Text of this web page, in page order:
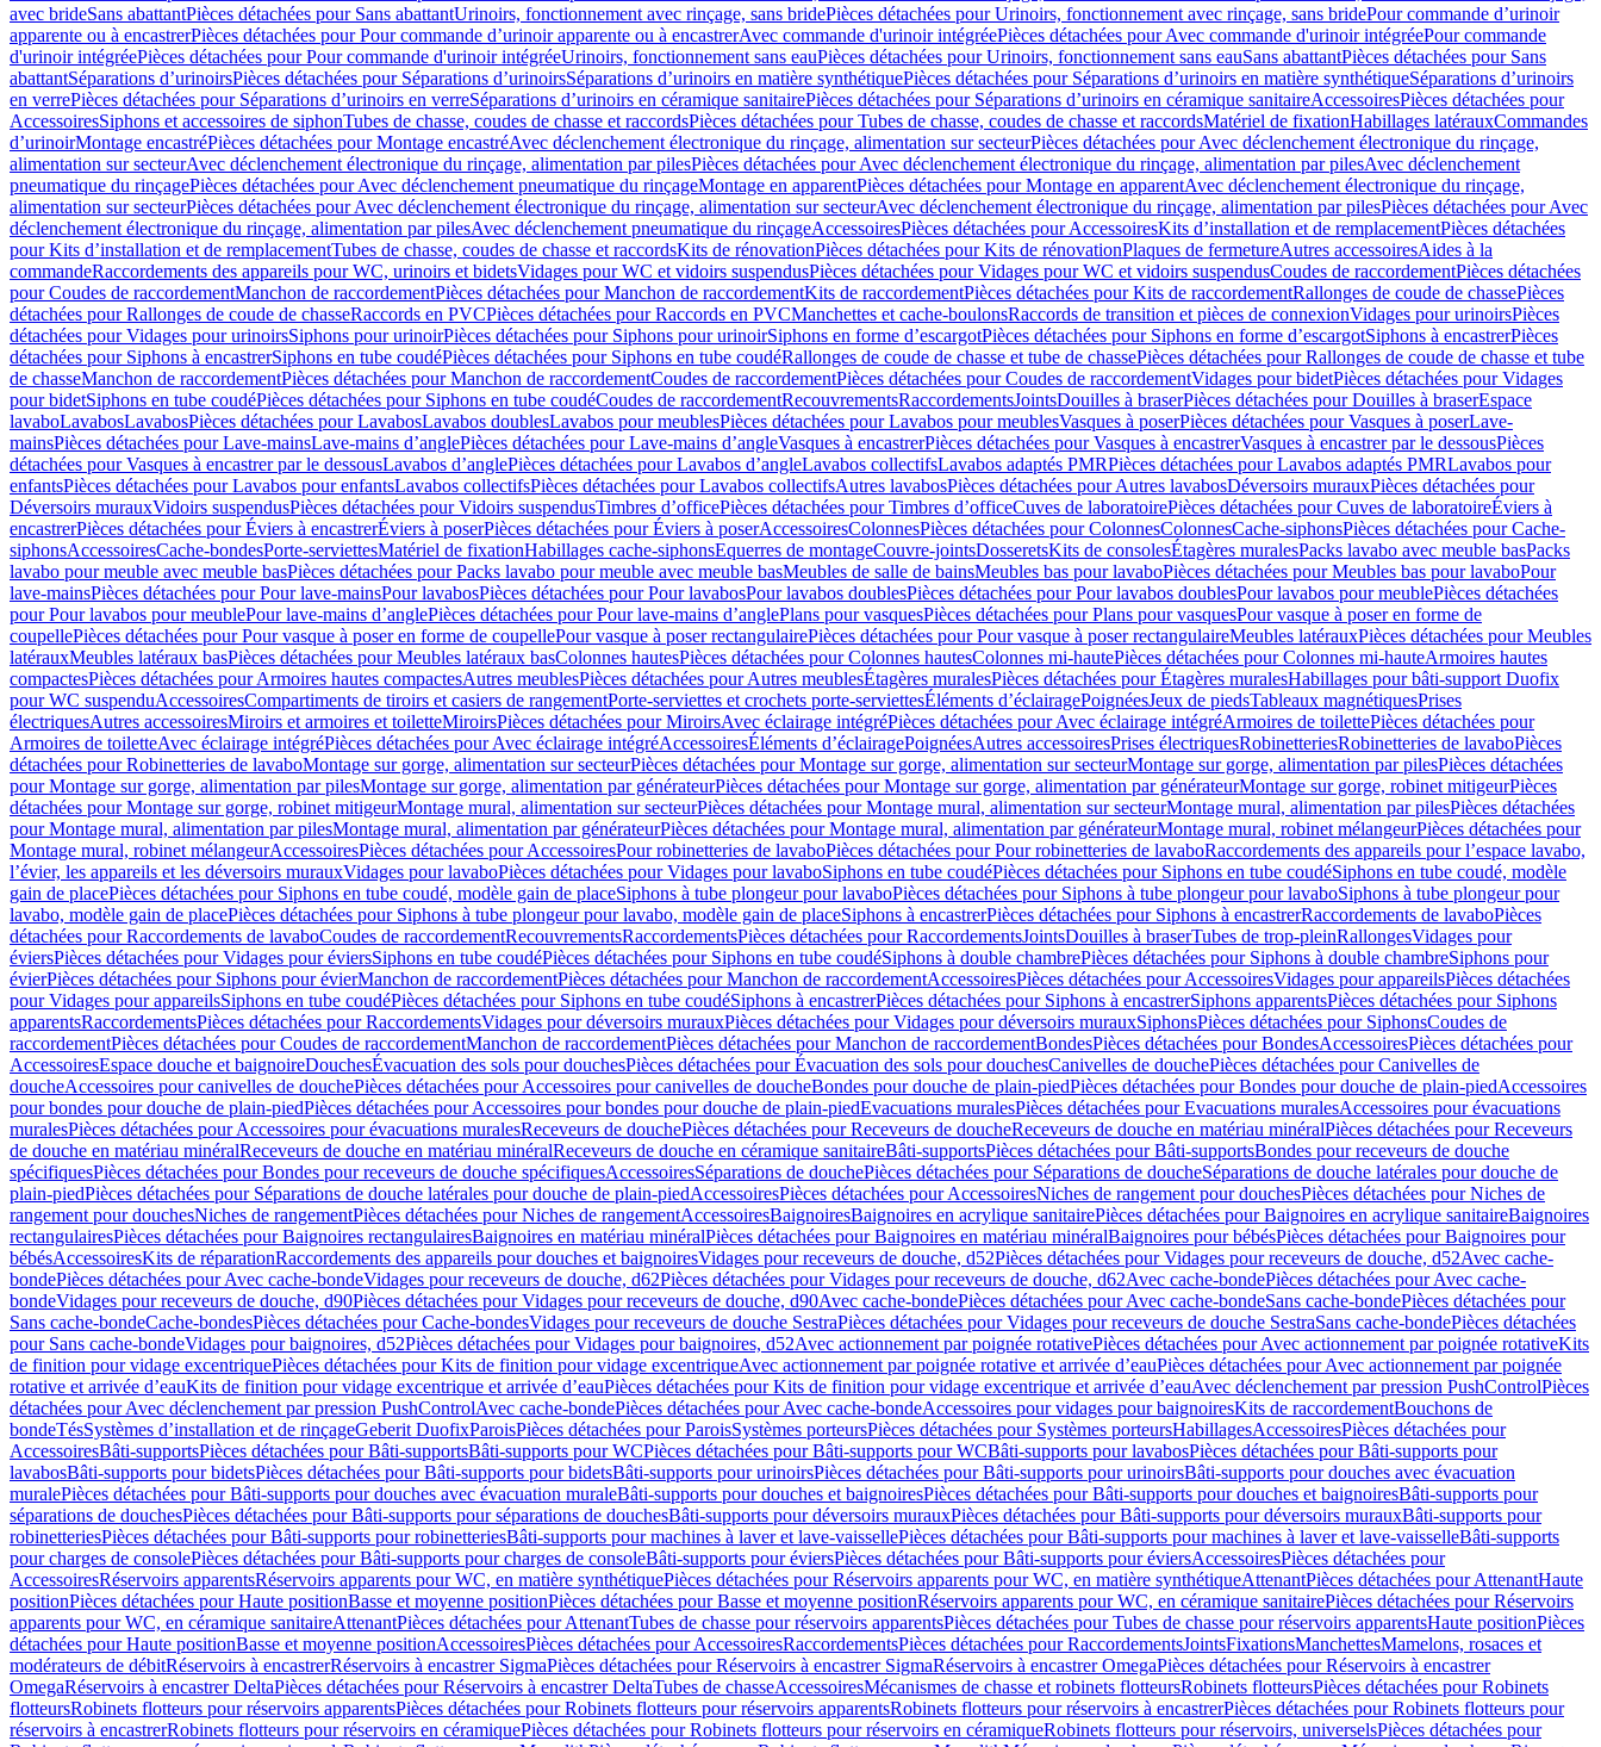
avec brideSans abattantPièces détachées pour Sans abattantUrinoirs, fonctionnement avec rinçage, sans bridePièces détachées pour Urinoirs, fonctionnement avec rinçage, sans bridePour commande d’urinoir
apparente ou à encastrerPièces détachées pour Pour commande d’urinoir apparente ou à encastrerAvec commande d'urinoir intégréePièces détachées pour Avec commande d'urinoir intégréePour commande
d'urinoir intégréePièces détachées pour Pour commande d'urinoir intégréeUrinoirs, fonctionnement sans eauPièces détachées pour Urinoirs, fonctionnement sans eauSans abattantPièces détachées pour Sans
abattantSéparations d’urinoirsPièces détachées pour Séparations d’urinoirsSéparations d’urinoirs en matière synthétiquePièces détachées pour Séparations d’urinoirs en matière synthétiqueSéparations d’urinoirs
en verrePièces détachées pour Séparations d’urinoirs en verreSéparations d’urinoirs en céramique sanitairePièces détachées pour Séparations d’urinoirs en céramique sanitaireAccessoiresPièces détachées pour
AccessoiresSiphons et accessoires de siphonTubes de chasse, coudes de chasse et raccordsPièces détachées pour Tubes de chasse, coudes de chasse et raccordsMatériel de fixationHabillages latérauxCommandes
dʼurinoirMontage encastréPièces détachées pour Montage encastréAvec déclenchement électronique du rinçage, alimentation sur secteurPièces détachées pour Avec déclenchement électronique du rinçage,
alimentation sur secteurAvec déclenchement électronique du rinçage, alimentation par pilesPièces détachées pour Avec déclenchement électronique du rinçage, alimentation par pilesAvec déclenchement
pneumatique du rinçagePièces détachées pour Avec déclenchement pneumatique du rinçageMontage en apparentPièces détachées pour Montage en apparentAvec déclenchement électronique du rinçage,
alimentation sur secteurPièces détachées pour Avec déclenchement électronique du rinçage, alimentation sur secteurAvec déclenchement électronique du rinçage, alimentation par pilesPièces détachées pour Avec
déclenchement électronique du rinçage, alimentation par pilesAvec déclenchement pneumatique du rinçageAccessoiresPièces détachées pour AccessoiresKits d’installation et de remplacementPièces détachées
pour Kits d’installation et de remplacementTubes de chasse, coudes de chasse et raccordsKits de rénovationPièces détachées pour Kits de rénovationPlaques de fermetureAutres accessoiresAides à la
commandeRaccordements des appareils pour WC, urinoirs et bidetsVidages pour WC et vidoirs suspendusPièces détachées pour Vidages pour WC et vidoirs suspendusCoudes de raccordementPièces détachées
pour Coudes de raccordementManchon de raccordementPièces détachées pour Manchon de raccordementKits de raccordementPièces détachées pour Kits de raccordementRallonges de coude de chassePièces
détachées pour Rallonges de coude de chasseRaccords en PVCPièces détachées pour Raccords en PVCManchettes et cache-boulonsRaccords de transition et pièces de connexionVidages pour urinoirsPièces
détachées pour Vidages pour urinoirsSiphons pour urinoirPièces détachées pour Siphons pour urinoirSiphons en forme d’escargotPièces détachées pour Siphons en forme d’escargotSiphons à encastrerPièces
détachées pour Siphons à encastrerSiphons en tube coudéPièces détachées pour Siphons en tube coudéRallonges de coude de chasse et tube de chassePièces détachées pour Rallonges de coude de chasse et tube
de chasseManchon de raccordementPièces détachées pour Manchon de raccordementCoudes de raccordementPièces détachées pour Coudes de raccordementVidages pour bidetPièces détachées pour Vidages
pour bidetSiphons en tube coudéPièces détachées pour Siphons en tube coudéCoudes de raccordementRecouvrementsRaccordementsJointsDouilles à braserPièces détachées pour Douilles à braserEspace
lavaboLavabosLavabosPièces détachées pour LavabosLavabos doublesLavabos pour meublesPièces détachées pour Lavabos pour meublesVasques à poserPièces détachées pour Vasques à poserLave-
mainsPièces détachées pour Lave-mainsLave-mains d’anglePièces détachées pour Lave-mains d’angleVasques à encastrerPièces détachées pour Vasques à encastrerVasques à encastrer par le dessousPièces
détachées pour Vasques à encastrer par le dessousLavabos d’anglePièces détachées pour Lavabos d’angleLavabos collectifsLavabos adaptés PMRPièces détachées pour Lavabos adaptés PMRLavabos pour
enfantsPièces détachées pour Lavabos pour enfantsLavabos collectifsPièces détachées pour Lavabos collectifsAutres lavabosPièces détachées pour Autres lavabosDéversoirs murauxPièces détachées pour
Déversoirs murauxVidoirs suspendusPièces détachées pour Vidoirs suspendusTimbres dʼofficePièces détachées pour Timbres dʼofficeCuves de laboratoirePièces détachées pour Cuves de laboratoireÉviers à
encastrerPièces détachées pour Éviers à encastrerÉviers à poserPièces détachées pour Éviers à poserAccessoiresColonnesPièces détachées pour ColonnesColonnesCache-siphonsPièces détachées pour Cache-
siphonsAccessoiresCache-bondesPorte-serviettesMatériel de fixationHabillages cache-siphonsEquerres de montageCouvre-jointsDosseretsKits de consolesÉtagères muralesPacks lavabo avec meuble basPacks
lavabo pour meuble avec meuble basPièces détachées pour Packs lavabo pour meuble avec meuble basMeubles de salle de bainsMeubles bas pour lavaboPièces détachées pour Meubles bas pour lavaboPour
lave-mainsPièces détachées pour Pour lave-mainsPour lavabosPièces détachées pour Pour lavabosPour lavabos doublesPièces détachées pour Pour lavabos doublesPour lavabos pour meublePièces détachées
pour Pour lavabos pour meublePour lave-mains d’anglePièces détachées pour Pour lave-mains d’anglePlans pour vasquesPièces détachées pour Plans pour vasquesPour vasque à poser en forme de
coupellePièces détachées pour Pour vasque à poser en forme de coupellePour vasque à poser rectangulairePièces détachées pour Pour vasque à poser rectangulaireMeubles latérauxPièces détachées pour Meubles
latérauxMeubles latéraux basPièces détachées pour Meubles latéraux basColonnes hautesPièces détachées pour Colonnes hautesColonnes mi-hautePièces détachées pour Colonnes mi-hauteArmoires hautes
compactesPièces détachées pour Armoires hautes compactesAutres meublesPièces détachées pour Autres meublesÉtagères muralesPièces détachées pour Étagères muralesHabillages pour bâti-support Duofix
pour WC suspenduAccessoiresCompartiments de tiroirs et casiers de rangementPorte-serviettes et crochets porte-serviettesÉléments d’éclairagePoignéesJeux de piedsTableaux magnétiquesPrises
électriquesAutres accessoiresMiroirs et armoires et toiletteMiroirsPièces détachées pour MiroirsAvec éclairage intégréPièces détachées pour Avec éclairage intégréArmoires de toilettePièces détachées pour
Armoires de toiletteAvec éclairage intégréPièces détachées pour Avec éclairage intégréAccessoiresÉléments d’éclairagePoignéesAutres accessoiresPrises électriquesRobinetteriesRobinetteries de lavaboPièces
détachées pour Robinetteries de lavaboMontage sur gorge, alimentation sur secteurPièces détachées pour Montage sur gorge, alimentation sur secteurMontage sur gorge, alimentation par pilesPièces détachées
pour Montage sur gorge, alimentation par pilesMontage sur gorge, alimentation par générateurPièces détachées pour Montage sur gorge, alimentation par générateurMontage sur gorge, robinet mitigeurPièces
détachées pour Montage sur gorge, robinet mitigeurMontage mural, alimentation sur secteurPièces détachées pour Montage mural, alimentation sur secteurMontage mural, alimentation par pilesPièces détachées
pour Montage mural, alimentation par pilesMontage mural, alimentation par générateurPièces détachées pour Montage mural, alimentation par générateurMontage mural, robinet mélangeurPièces détachées pour
Montage mural, robinet mélangeurAccessoiresPièces détachées pour AccessoiresPour robinetteries de lavaboPièces détachées pour Pour robinetteries de lavaboRaccordements des appareils pour l’espace lavabo,
l’évier, les appareils et les déversoirs murauxVidages pour lavaboPièces détachées pour Vidages pour lavaboSiphons en tube coudéPièces détachées pour Siphons en tube coudéSiphons en tube coudé, modèle
gain de placePièces détachées pour Siphons en tube coudé, modèle gain de placeSiphons à tube plongeur pour lavaboPièces détachées pour Siphons à tube plongeur pour lavaboSiphons à tube plongeur pour
lavabo, modèle gain de placePièces détachées pour Siphons à tube plongeur pour lavabo, modèle gain de placeSiphons à encastrerPièces détachées pour Siphons à encastrerRaccordements de lavaboPièces
détachées pour Raccordements de lavaboCoudes de raccordementRecouvrementsRaccordementsPièces détachées pour RaccordementsJointsDouilles à braserTubes de trop-pleinRallongesVidages pour
éviersPièces détachées pour Vidages pour éviersSiphons en tube coudéPièces détachées pour Siphons en tube coudéSiphons à double chambrePièces détachées pour Siphons à double chambreSiphons pour
évierPièces détachées pour Siphons pour évierManchon de raccordementPièces détachées pour Manchon de raccordementAccessoiresPièces détachées pour AccessoiresVidages pour appareilsPièces détachées
pour Vidages pour appareilsSiphons en tube coudéPièces détachées pour Siphons en tube coudéSiphons à encastrerPièces détachées pour Siphons à encastrerSiphons apparentsPièces détachées pour Siphons
apparentsRaccordementsPièces détachées pour RaccordementsVidages pour déversoirs murauxPièces détachées pour Vidages pour déversoirs murauxSiphonsPièces détachées pour SiphonsCoudes de
raccordementPièces détachées pour Coudes de raccordementManchon de raccordementPièces détachées pour Manchon de raccordementBondesPièces détachées pour BondesAccessoiresPièces détachées pour
AccessoiresEspace douche et baignoireDouchesÉvacuation des sols pour douchesPièces détachées pour Évacuation des sols pour douchesCanivelles de douchePièces détachées pour Canivelles de
doucheAccessoires pour canivelles de douchePièces détachées pour Accessoires pour canivelles de doucheBondes pour douche de plain-piedPièces détachées pour Bondes pour douche de plain-piedAccessoires
pour bondes pour douche de plain-piedPièces détachées pour Accessoires pour bondes pour douche de plain-piedEvacuations muralesPièces détachées pour Evacuations muralesAccessoires pour évacuations
muralesPièces détachées pour Accessoires pour évacuations muralesReceveurs de douchePièces détachées pour Receveurs de doucheReceveurs de douche en matériau minéralPièces détachées pour Receveurs
de douche en matériau minéralReceveurs de douche en matériau minéralReceveurs de douche en céramique sanitaireBâti-supportsPièces détachées pour Bâti-supportsBondes pour receveurs de douche
spécifiquesPièces détachées pour Bondes pour receveurs de douche spécifiquesAccessoiresSéparations de douchePièces détachées pour Séparations de doucheSéparations de douche latérales pour douche de
plain-piedPièces détachées pour Séparations de douche latérales pour douche de plain-piedAccessoiresPièces détachées pour AccessoiresNiches de rangement pour douchesPièces détachées pour Niches de
rangement pour douchesNiches de rangementPièces détachées pour Niches de rangementAccessoiresBaignoiresBaignoires en acrylique sanitairePièces détachées pour Baignoires en acrylique sanitaireBaignoires
rectangulairesPièces détachées pour Baignoires rectangulairesBaignoires en matériau minéralPièces détachées pour Baignoires en matériau minéralBaignoires pour bébésPièces détachées pour Baignoires pour
bébésAccessoiresKits de réparationRaccordements des appareils pour douches et baignoiresVidages pour receveurs de douche, d52Pièces détachées pour Vidages pour receveurs de douche, d52Avec cache-
bondePièces détachées pour Avec cache-bondeVidages pour receveurs de douche, d62Pièces détachées pour Vidages pour receveurs de douche, d62Avec cache-bondePièces détachées pour Avec cache-
bondeVidages pour receveurs de douche, d90Pièces détachées pour Vidages pour receveurs de douche, d90Avec cache-bondePièces détachées pour Avec cache-bondeSans cache-bondePièces détachées pour
Sans cache-bondeCache-bondesPièces détachées pour Cache-bondesVidages pour receveurs de douche SestraPièces détachées pour Vidages pour receveurs de douche SestraSans cache-bondePièces détachées
pour Sans cache-bondeVidages pour baignoires, d52Pièces détachées pour Vidages pour baignoires, d52Avec actionnement par poignée rotativePièces détachées pour Avec actionnement par poignée rotativeKits
de finition pour vidage excentriquePièces détachées pour Kits de finition pour vidage excentriqueAvec actionnement par poignée rotative et arrivée d’eauPièces détachées pour Avec actionnement par poignée
rotative et arrivée d’eauKits de finition pour vidage excentrique et arrivée d’eauPièces détachées pour Kits de finition pour vidage excentrique et arrivée d’eauAvec déclenchement par pression PushControlPièces
détachées pour Avec déclenchement par pression PushControlAvec cache-bondePièces détachées pour Avec cache-bondeAccessoires pour vidages pour baignoiresKits de raccordementBouchons de
bondeTésSystèmes d’installation et de rinçageGeberit DuofixParoisPièces détachées pour ParoisSystèmes porteursPièces détachées pour Systèmes porteursHabillagesAccessoiresPièces détachées pour
AccessoiresBâti-supportsPièces détachées pour Bâti-supportsBâti-supports pour WCPièces détachées pour Bâti-supports pour WCBâti-supports pour lavabosPièces détachées pour Bâti-supports pour
lavabosBâti-supports pour bidetsPièces détachées pour Bâti-supports pour bidetsBâti-supports pour urinoirsPièces détachées pour Bâti-supports pour urinoirsBâti-supports pour douches avec évacuation
muralePièces détachées pour Bâti-supports pour douches avec évacuation muraleBâti-supports pour douches et baignoiresPièces détachées pour Bâti-supports pour douches et baignoiresBâti-supports pour
séparations de douchesPièces détachées pour Bâti-supports pour séparations de douchesBâti-supports pour déversoirs murauxPièces détachées pour Bâti-supports pour déversoirs murauxBâti-supports pour
robinetteriesPièces détachées pour Bâti-supports pour robinetteriesBâti-supports pour machines à laver et lave-vaissellePièces détachées pour Bâti-supports pour machines à laver et lave-vaisselleBâti-supports
pour charges de consolePièces détachées pour Bâti-supports pour charges de consoleBâti-supports pour éviersPièces détachées pour Bâti-supports pour éviersAccessoiresPièces détachées pour
AccessoiresRéservoirs apparentsRéservoirs apparents pour WC, en matière synthétiquePièces détachées pour Réservoirs apparents pour WC, en matière synthétiqueAttenantPièces détachées pour AttenantHaute
positionPièces détachées pour Haute positionBasse et moyenne positionPièces détachées pour Basse et moyenne positionRéservoirs apparents pour WC, en céramique sanitairePièces détachées pour Réservoirs
apparents pour WC, en céramique sanitaireAttenantPièces détachées pour AttenantTubes de chasse pour réservoirs apparentsPièces détachées pour Tubes de chasse pour réservoirs apparentsHaute positionPièces
détachées pour Haute positionBasse et moyenne positionAccessoiresPièces détachées pour AccessoiresRaccordementsPièces détachées pour RaccordementsJointsFixationsManchettesMamelons, rosaces et
modérateurs de débitRéservoirs à encastrerRéservoirs à encastrer SigmaPièces détachées pour Réservoirs à encastrer SigmaRéservoirs à encastrer OmegaPièces détachées pour Réservoirs à encastrer
OmegaRéservoirs à encastrer DeltaPièces détachées pour Réservoirs à encastrer DeltaTubes de chasseAccessoiresMécanismes de chasse et robinets flotteursRobinets flotteursPièces détachées pour Robinets
flotteursRobinets flotteurs pour réservoirs apparentsPièces détachées pour Robinets flotteurs pour réservoirs apparentsRobinets flotteurs pour réservoirs à encastrerPièces détachées pour Robinets flotteurs pour
réservoirs à encastrerRobinets flotteurs pour réservoirs en céramiquePièces détachées pour Robinets flotteurs pour réservoirs en céramiqueRobinets flotteurs pour réservoirs, universelsPièces détachées pour